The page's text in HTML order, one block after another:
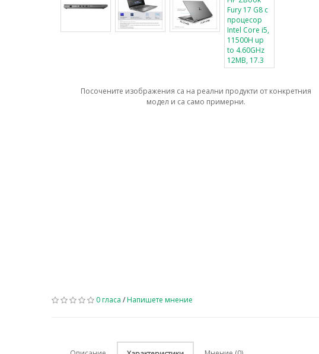
Посочените изображения са на реални продукти от конкретния
модел и са само примерни.
0 гласа /Напишете мнение